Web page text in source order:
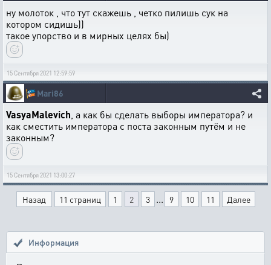
ну молоток , что тут скажешь , четко пилишь сук на
котором сидишь))
такое упорство и в мирных целях бы)
15 Сентября 2021 12:59:59
🎏Mari86
VasyaMalevich , а как бы сделать выборы императора? и
как сместить императора с поста законным путём и не
законным?
15 Сентября 2021 13:00:27
Назад 11 страниц 1 2 3 ... 9 10 11 Далее
Информация